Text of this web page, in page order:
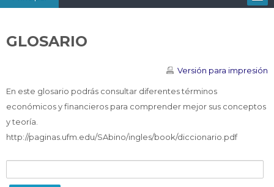
Escuelas
Institutos
Buscar
cursos
GLOSARIO
Versión para impresión
En este glosario podrás consultar diferentes términos
económicos y financieros para comprender mejor sus conceptos
y teoría.
http://paginas.ufm.edu/SAbino/ingles/book/diccionario.pdf